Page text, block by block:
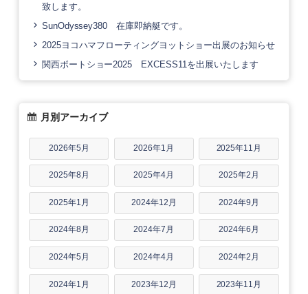
致します。
SunOdyssey380 在庫即納艇です。
2025ヨコハマフローティングヨットショー出展のお知らせ
関西ボートショー2025 EXCESS11を出展いたします
月別アーカイブ
2026年5月 2026年1月 2025年11月
2025年8月 2025年4月 2025年2月
2025年1月 2024年12月 2024年9月
2024年8月 2024年7月 2024年6月
2024年5月 2024年4月 2024年2月
2024年1月 2023年12月 2023年11月